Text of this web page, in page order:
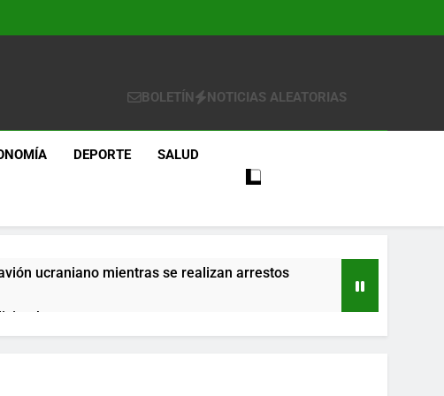
BOLETÍN NOTICIAS ALEATORIAS
DEPORTE SALUD
ucraniano mientras se realizan arrestos